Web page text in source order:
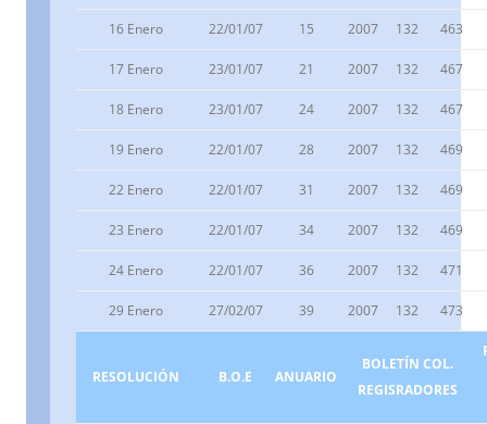
16 Enero 22/01/07 15 2007 132 463
17 Enero 23/01/07 21 2007 132 467
18 Enero 23/01/07 24 2007 132 467
19 Enero 22/01/07 28 2007 132 469
22 Enero 22/01/07 31 2007 132 469
23 Enero 22/01/07 34 2007 132 469
24 Enero 22/01/07 36 2007 132 471
29 Enero 27/02/07 39 2007 132 473
RESOLUCIÓN B.O.E ANUARIO
BOLETÍN COL.
REGISRADORES